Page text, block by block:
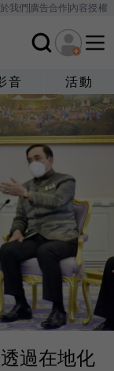
我們廣告合作內容授權
音 活動
過在地化